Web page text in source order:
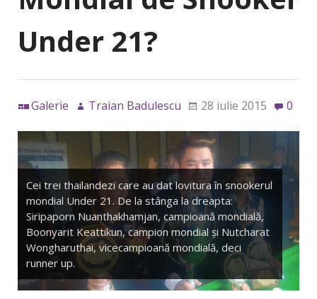
Under 21?
Galerie Traian Badulescu 28 iulie 2015 0
Cei trei thailandezi care au dat lovitura în snookerul
mondial Under 21. De la stânga la dreapta:
Siripaporn Nuanthakhamjan, campioană mondială,
Boonyarit Keattikun, campion mondial şi Nutcharat
Wongharuthai, vicecampioană mondială, deci
runner up.